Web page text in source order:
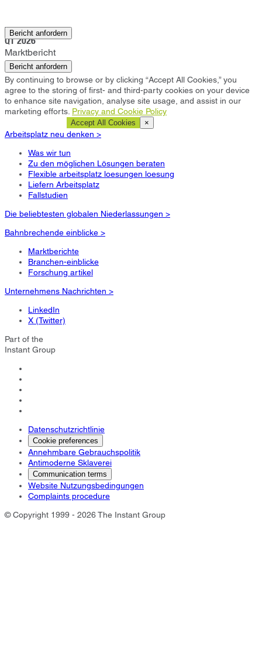
Bericht anfordern
Wien
Q1 2026
Marktbericht
Bericht anfordern
By continuing to browse or by clicking “Accept All Cookies,” you
agree to the storing of first- and third-party cookies on your device
to enhance site navigation, analyse site usage, and assist in our
marketing efforts. Privacy and Cookie Policy
Accept All Cookies ×
Arbeitsplatz neu denken >
Was wir tun
Zu den möglichen Lösungen beraten
Flexible arbeitsplatz loesungen loesung
Liefern Arbeitsplatz
Fallstudien
Die beliebtesten globalen Niederlassungen >
Bahnbrechende einblicke >
Marktberichte
Branchen-einblicke
Forschung artikel
Unternehmens Nachrichten >
LinkedIn
X (Twitter)
Part of the
Instant Group
Datenschutzrichtlinie
Cookie preferences
Annehmbare Gebrauchspolitik
Antimoderne Sklaverei
Communication terms
Website Nutzungsbedingungen
Complaints procedure
© Copyright 1999 - 2026 The Instant Group